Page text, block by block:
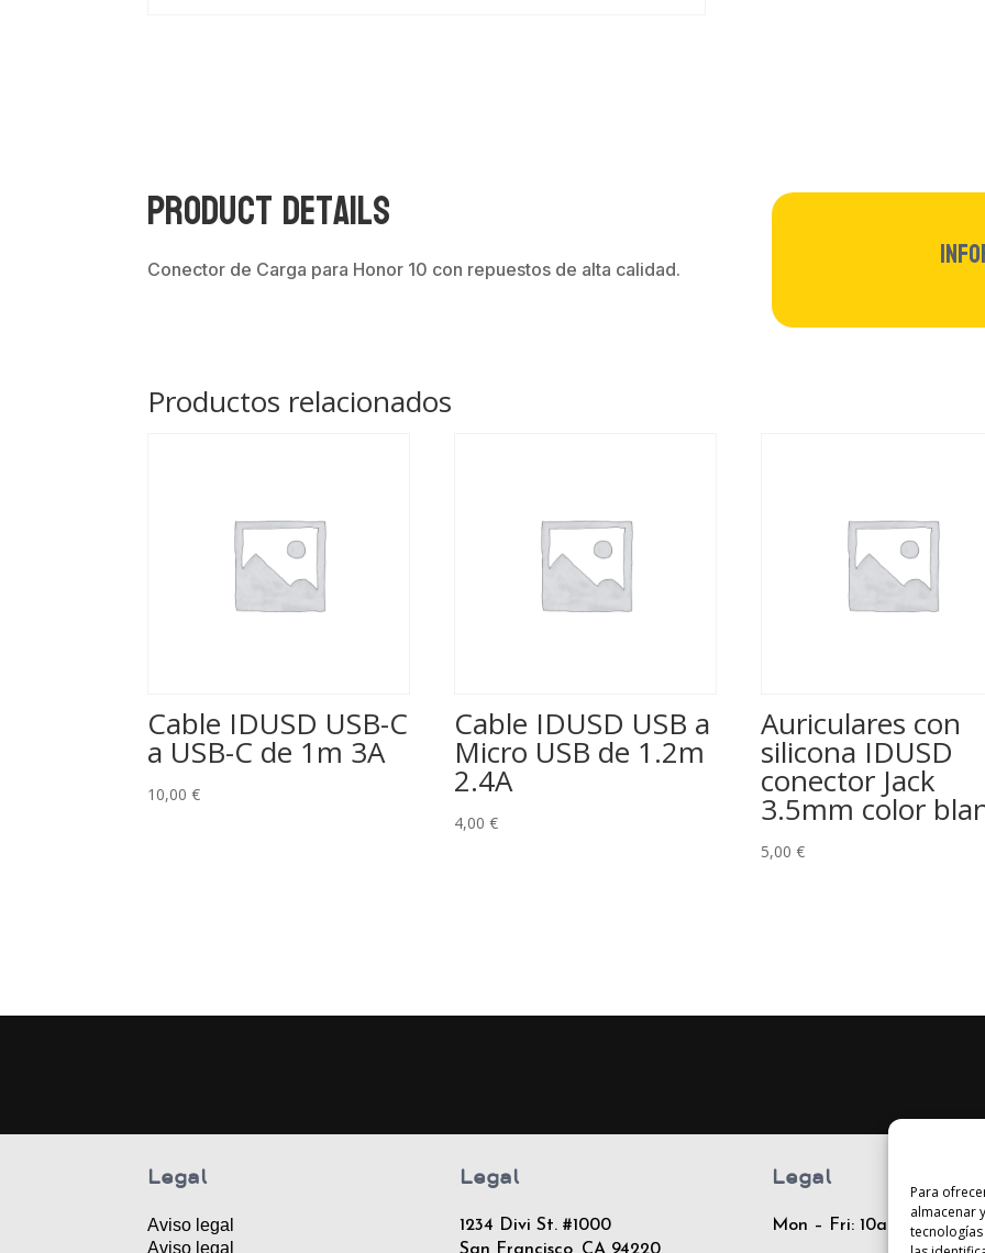
Para
almacenar
Product Details
Conector de Carga para Honor 10 con repuestos de alta calidad.
Productos relacionados
Cable IDUSD USB-C
a USB-C de 1m 3A
10,00€
Cable IDUSD USB a
Micro USB de 1.2m
2.4A
4,00€
Auriculares con
silicona IDUSD
conector Jack
3.5mm color
5,00€
Legal
Aviso legal
Aviso legal
Legal
1234 Divi St. #1000
San Francisco, CA 94220
Legal
Mon – Fri: 10am – 8pm